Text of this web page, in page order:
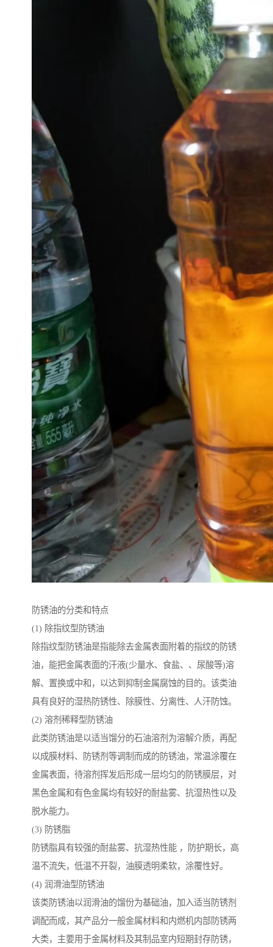
防锈油的分类和特点
(1) 除指纹型防锈油
除指纹型防锈油是指能除去金属表面附着的指纹的防锈
油，能把金属表面的汗液(少量水、食盐、、尿酸等)溶
解、置换或中和，以达到抑制金属腐蚀的目的。该类油
具有良好的湿热防锈性、除膜性、分离性、人汗防蚀。
(2) 溶剂稀释型防锈油
此类防锈油是以适当馏分的石油溶剂为溶解介质，再配
以成膜材料、防锈剂等调制而成的防锈油，常温涂覆在
金属表面，待溶剂挥发后形成一层均匀的防锈膜层，对
黑色金属和有色金属均有较好的耐盐雾、抗湿热性以及
脱水能力。
(3) 防锈脂
防锈脂具有较强的耐盐雾、抗湿热性能 ，防护期长，高
温不流失，低温不开裂，油膜透明柔软，涂覆性好。
(4) 润滑油型防锈油
该类防锈油以润滑油的馏份为基础油，加入适当防锈剂
调配而成，其产品分一般金属材料和内燃机内部防锈两
大类，主要用于金属材料及其制品室内短期封存防锈，